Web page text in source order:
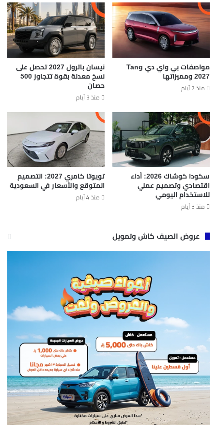
مواصفات بي واي دي Tang
2027 ومميزاتها
منذ 7 أيام
نيسان باترول 2027 تحصل على
نسخ معدلة بقوة تتجاوز 500
حصان
منذ 3 أيام
سكودا كوشاك 2026: أداء
اقتصادي وتصميم عملي
للاستخدام اليومي
منذ 3 أيام
تويوتا كامري 2027: التصميم
المتوقع والأسعار في السعودية
منذ 4 أيام
عروض الصيف كاش وتمويل